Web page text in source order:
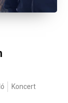
Koncert